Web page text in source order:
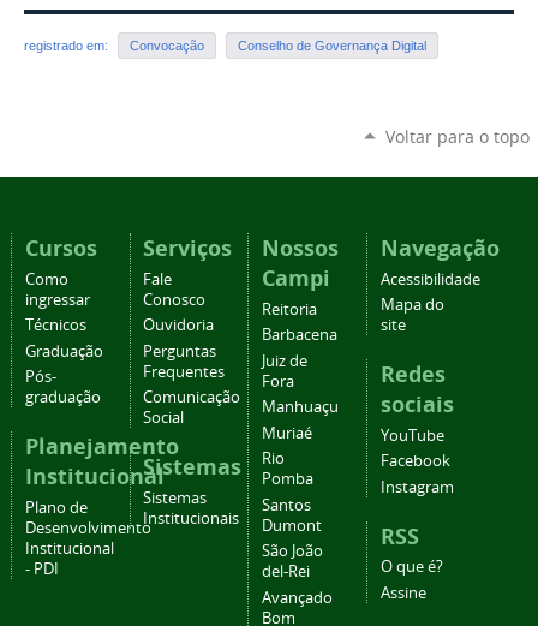
registrado em: Convocação Conselho de Governança Digital
Voltar para o topo
Cursos
Como
ingressar
Técnicos
Graduação
Pós-
graduação
Planejamento
Institucional
Plano de
Desenvolvimento
Institucional
- PDI
Serviços
Fale
Conosco
Ouvidoria
Perguntas
Frequentes
Comunicação
Social
Sistemas
Sistemas
Institucionais
Nossos
Campi
Reitoria
Barbacena
Juiz de
Fora
Manhuaçu
Muriaé
Rio
Pomba
Santos
Dumont
São João
del-Rei
Avançado
Bom
Navegação
Acessibilidade
Mapa do
site
Redes
sociais
YouTube
Facebook
Instagram
RSS
O que é?
Assine